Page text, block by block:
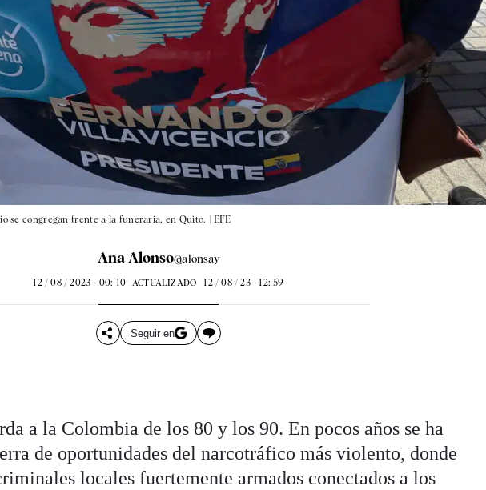
se congregan frente a la funeraria, en Quito. | EFE
Ana Alonso@alonsay
12 / 08 / 2023 - 00: 10 ACTUALIZADO 12 / 08 / 23 - 12: 59
Seguir en
a la Colombia de los 80 y los 90. En pocos años se ha
de oportunidades del narcotráfico más violento, donde
locales fuertemente armados conectados a los